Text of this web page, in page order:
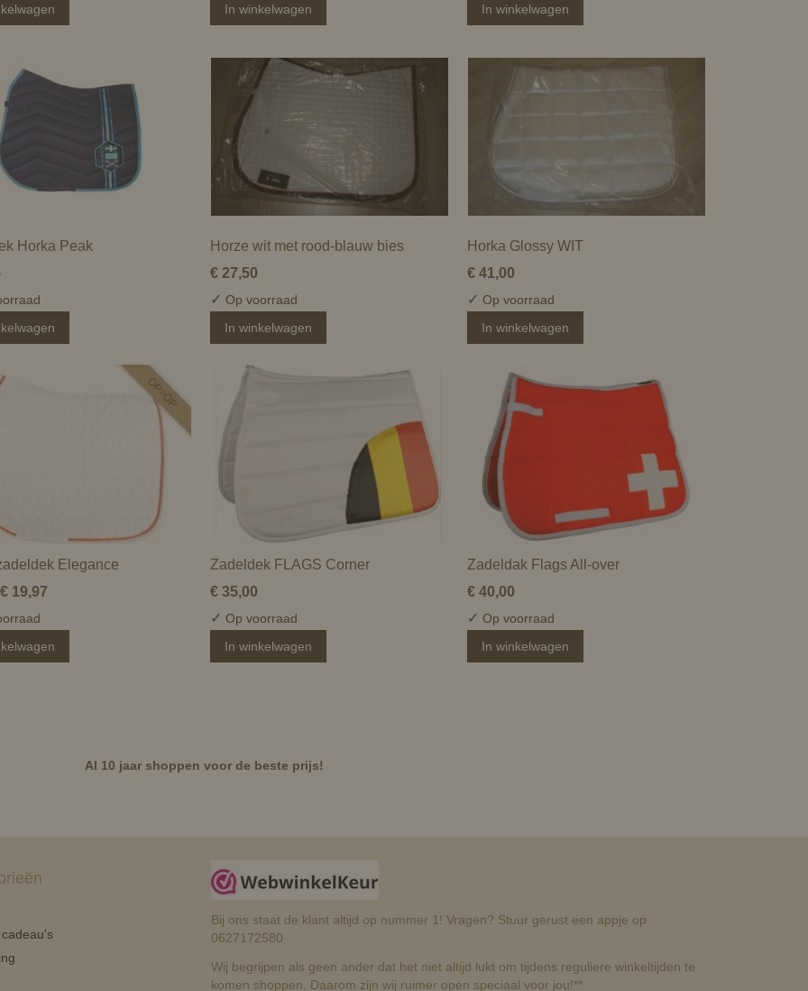
In winkelwagen
In winkelwagen
Horka Peak
Horze wit met rood-blauw bies
€ 27,50
✓ Op voorraad
In winkelwagen
Horka Glossy WIT
€ 41,00
✓ Op voorraad
In winkelwagen
OP=OP
Elegance
€ 19,97
Zadeldek FLAGS Corner
€ 35,00
✓ Op voorraad
In winkelwagen
Zadeldak Flags All-over
€ 40,00
✓ Op voorraad
In winkelwagen
Al 10 jaar shoppen voor de beste prijs!
Bij ons staat de klant altijd op nummer 1! Vragen? Stuur gerust een appje op
0627172580
Wij begrijpen als geen ander dat het niet altijd lukt om tijdens reguliere winkeltijden te
komen shoppen. Daarom zijn wij ruimer open speciaal voor jou!**